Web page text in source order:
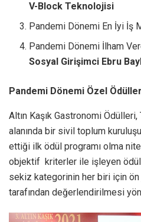
V-Block Teknolojisi
Pandemi Dönemi En İyi İş
Pandemi Dönemi İlham
Sosyal Girişimci Ebru
Pandemi Dönemi Özel
Altın Kaşık Gastronomi
alanında bir sivil toplum
ettiği ilk ödül programı olma
objektif kriterler ile işleyen
sekiz kategorinin her biri için
tarafından değerlendirilmesi